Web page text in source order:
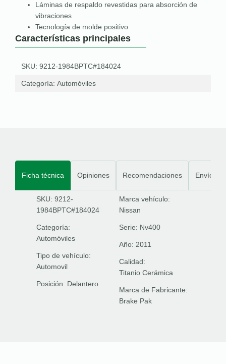
Láminas de respaldo revestidas para absorción de
vibraciones
Tecnología de molde positivo
Características principales
SKU: 9212-1984BPTC#184024
Categoría: Automóviles
Ficha técnica Opiniones Recomendaciones Envíos
SKU: 9212-
1984BPTC#184024
Categoría:
Automóviles
Tipo de vehículo:
Automovil
Posición: Delantero
Marca vehículo:
Nissan
Serie: Nv400
Año: 2011
Calidad:
Titanio Cerámica
Marca de Fabricante:
Brake Pak